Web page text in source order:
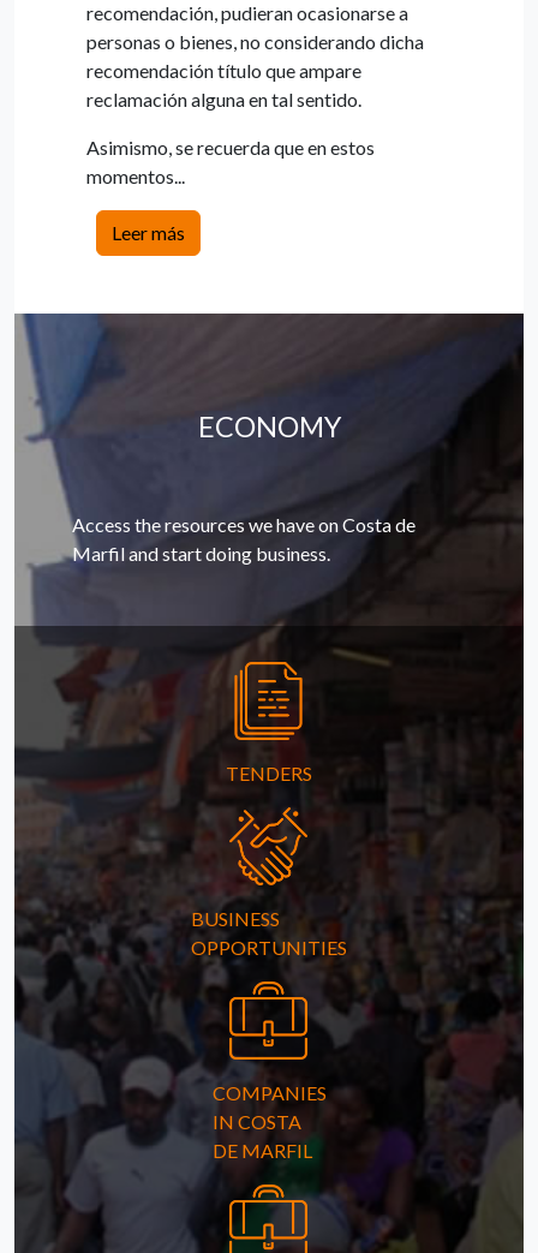
recomendación, pudieran ocasionarse a
personas o bienes, no considerando dicha
recomendación título que ampare
reclamación alguna en tal sentido.
Asimismo, se recuerda que en estos
momentos...
Leer más
ECONOMY
Access the resources we have on Costa de
Marfil and start doing business.
TENDERS
BUSINESS
OPPORTUNITIES
COMPANIES
IN COSTA
DE MARFIL